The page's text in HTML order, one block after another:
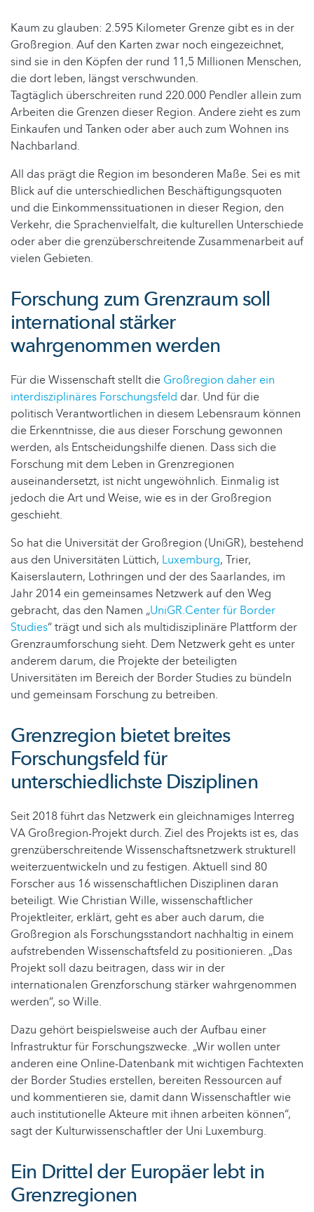
Kaum zu glauben: 2.595 Kilometer Grenze gibt es in der
Großregion. Auf den Karten zwar noch eingezeichnet,
sind sie in den Köpfen der rund 11,5 Millionen Menschen,
die dort leben, längst verschwunden.
Tagtäglich überschreiten rund 220.000 Pendler allein zum
Arbeiten die Grenzen dieser Region. Andere zieht es zum
Einkaufen und Tanken oder aber auch zum Wohnen ins
Nachbarland.
All das prägt die Region im besonderen Maße. Sei es mit
Blick auf die unterschiedlichen Beschäftigungsquoten
und die Einkommenssituationen in dieser Region, den
Verkehr, die Sprachenvielfalt, die kulturellen Unterschiede
oder aber die grenzüberschreitende Zusammenarbeit auf
vielen Gebieten.
Forschung zum Grenzraum soll
international stärker
wahrgenommen werden
Für die Wissenschaft stellt die Großregion daher ein
interdisziplinäres Forschungsfeld dar. Und für die
politisch Verantwortlichen in diesem Lebensraum können
die Erkenntnisse, die aus dieser Forschung gewonnen
werden, als Entscheidungshilfe dienen. Dass sich die
Forschung mit dem Leben in Grenzregionen
auseinandersetzt, ist nicht ungewöhnlich. Einmalig ist
jedoch die Art und Weise, wie es in der Großregion
geschieht.
So hat die Universität der Großregion (UniGR), bestehend
aus den Universitäten Lüttich, Luxemburg, Trier,
Kaiserslautern, Lothringen und der des Saarlandes, im
Jahr 2014 ein gemeinsames Netzwerk auf den Weg
gebracht, das den Namen „UniGR.Center für Border
Studies“ trägt und sich als multidisziplinäre Plattform der
Grenzraumforschung sieht. Dem Netzwerk geht es unter
anderem darum, die Projekte der beteiligten
Universitäten im Bereich der Border Studies zu bündeln
und gemeinsam Forschung zu betreiben.
Grenzregion bietet breites
Forschungsfeld für
unterschiedlichste Disziplinen
Seit 2018 führt das Netzwerk ein gleichnamiges Interreg
VA Großregion-Projekt durch. Ziel des Projekts ist es, das
grenzüberschreitende Wissenschaftsnetzwerk strukturell
weiterzuentwickeln und zu festigen. Aktuell sind 80
Forscher aus 16 wissenschaftlichen Disziplinen daran
beteiligt. Wie Christian Wille, wissenschaftlicher
Projektleiter, erklärt, geht es aber auch darum, die
Großregion als Forschungsstandort nachhaltig in einem
aufstrebenden Wissenschaftsfeld zu positionieren. „Das
Projekt soll dazu beitragen, dass wir in der
internationalen Grenzforschung stärker wahrgenommen
werden“, so Wille.
Dazu gehört beispielsweise auch der Aufbau einer
Infrastruktur für Forschungszwecke. „Wir wollen unter
anderen eine Online-Datenbank mit wichtigen Fachtexten
der Border Studies erstellen, bereiten Ressourcen auf
und kommentieren sie, damit dann Wissenschaftler wie
auch institutionelle Akteure mit ihnen arbeiten können“,
sagt der Kulturwissenschaftler der Uni Luxemburg.
Ein Drittel der Europäer lebt in
Grenzregionen